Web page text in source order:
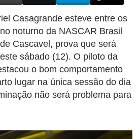
Casagrande esteve entre os
noturno da NASCAR Brasil
Cascavel, prova que será
sábado (12). O piloto da
o bom comportamento
lugar na única sessão do dia
não será problema para